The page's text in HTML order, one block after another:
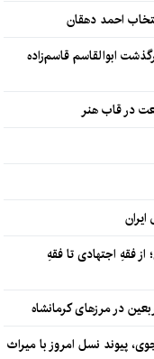
احمد دهقان
ابوالقاسم قاسم‌زاده
در قاب هنر
فقهِ اجتهادی تا فقهِ
پیوند نسل امروز با میراث